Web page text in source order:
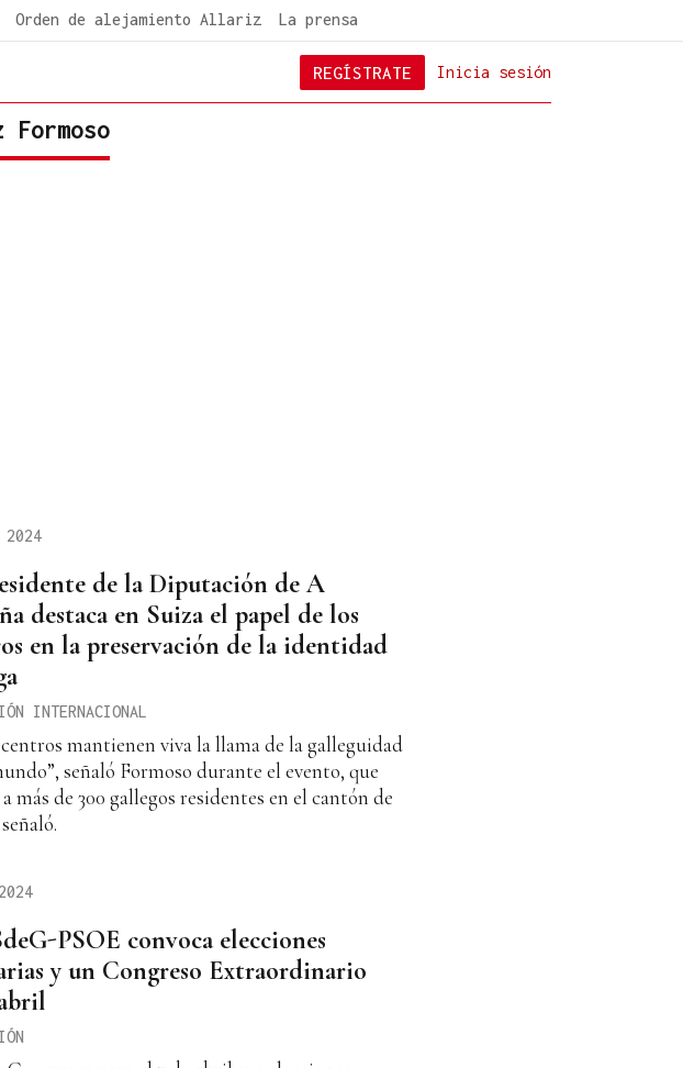
Orden de alejamiento Allariz La prensa
Inicia sesión
REGÍSTRATE
2024
de la Diputación de A
destaca en Suiza el papel de los
en la preservación de la identidad
INTERNACIONAL
centros mantienen viva la llama de la galleguidad
señaló Formoso durante el evento, que
más de 300 gallegos residentes en el cantón de
PSOE convoca elecciones
y un Congreso Extraordinario